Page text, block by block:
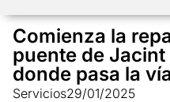
Comienza la
puente de
donde pasa la
Servicios29/01/2025